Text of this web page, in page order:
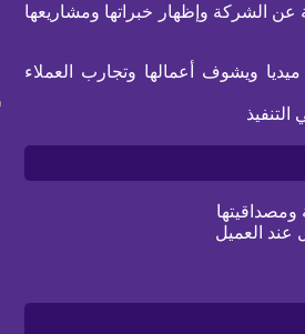
عن الشركة وإظهار خبراتها ومشاريعها
ويشوف أعمالها وتجارب العملاء
عند العميل